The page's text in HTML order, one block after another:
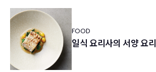
FOOD
일식 요리사의 서양 요리